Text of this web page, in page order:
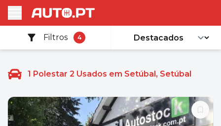
Filtros 4
1 Polestar 2 Usados em Setúbal, Setúbal